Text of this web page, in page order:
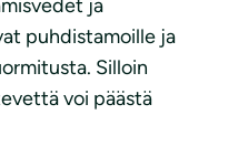
ja
puhdistamoille ja
Silloin
voi päästä